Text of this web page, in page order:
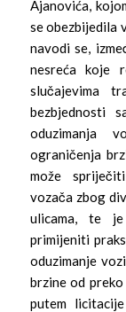
Ajanovića,
se obezbijedila
navodi se,
nesreća koje
slučajevima
bezbjednosti
oduzimanja
ograničenja
može
vozača zbog
ulicama, te
primijeniti
oduzimanje
brzine od
putem